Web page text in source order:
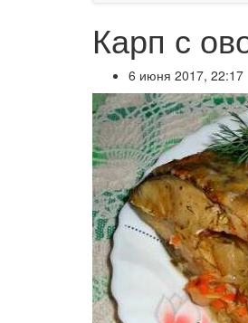
Карп с
6 июня 2017, 22:17